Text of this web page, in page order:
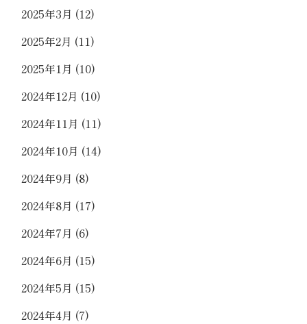
2025年3月 (12)
2025年2月 (11)
2025年1月 (10)
2024年12月 (10)
2024年11月 (11)
2024年10月 (14)
2024年9月 (8)
2024年8月 (17)
2024年7月 (6)
2024年6月 (15)
2024年5月 (15)
2024年4月 (7)